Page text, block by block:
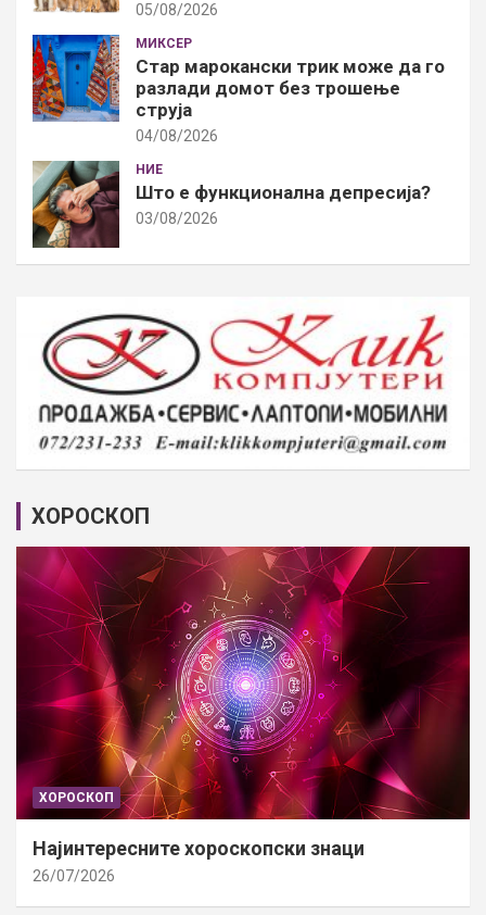
05/08/2026
МИКСЕР
Стар марокански трик може да го
разлади домот без трошење
струја
04/08/2026
НИЕ
Што е функционална депресија?
03/08/2026
ХОРОСКОП
ХОРОСКОП
Најинтересните хороскопски знаци
26/07/2026